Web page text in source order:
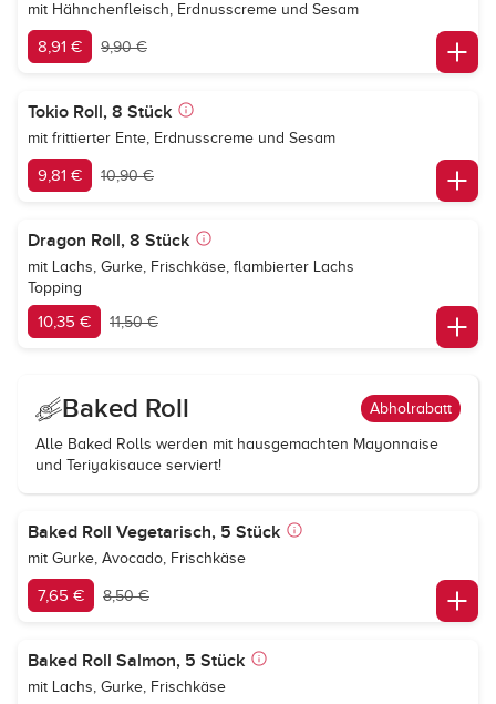
mit Hähnchenfleisch, Erdnusscreme und Sesam
8,91 € 9,90 €
Tokio Roll, 8 Stück
mit frittierter Ente, Erdnusscreme und Sesam
9,81 € 10,90 €
Dragon Roll, 8 Stück
mit Lachs, Gurke, Frischkäse, flambierter Lachs
Topping
10,35 € 11,50 €
Baked Roll Abholrabatt
Alle Baked Rolls werden mit hausgemachten Mayonnaise
und Teriyakisauce serviert!
Baked Roll Vegetarisch, 5 Stück
mit Gurke, Avocado, Frischkäse
7,65 € 8,50 €
Baked Roll Salmon, 5 Stück
mit Lachs, Gurke, Frischkäse